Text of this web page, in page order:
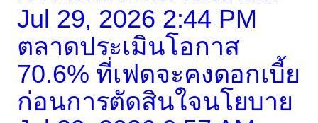
Jul 29, 2026 2:44 PM
ตลาดประเมินโอกาส
70.6% ที่เฟดจะคงดอกเบี้ย
ก่อนการตัดสินใจนโยบาย